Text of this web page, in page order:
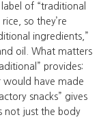
of “traditional
so they’re
ingredients,”
oil. What matters
provides:
would have made
snacks” gives
not just the body